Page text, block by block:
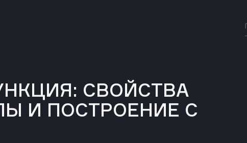
СВОЙСТВА
И ПОСТРОЕНИЕ С